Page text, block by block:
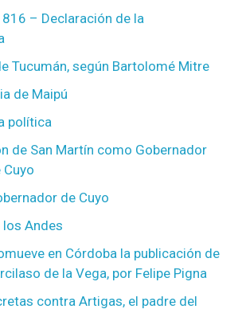
– Declaración de la
Tucumán, según Bartolomé Mitre
de Maipú
política
de San Martín como Gobernador
de Cuyo
los Andes
en Córdoba la publicación de
de la Vega, por Felipe Pigna
contra Artigas, el padre del